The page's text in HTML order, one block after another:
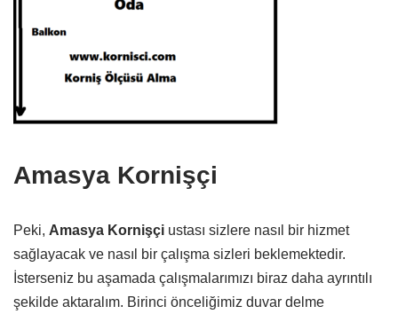
Amasya Kornişçi
Peki, Amasya Kornişçi ustası sizlere nasıl bir hizmet
sağlayacak ve nasıl bir çalışma sizleri beklemektedir.
İsterseniz bu aşamada çalışmalarımızı biraz daha ayrıntılı
şekilde aktaralım. Birinci önceliğimiz duvar delme